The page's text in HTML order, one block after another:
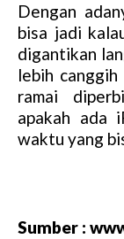
Dengan
bisa jadi
digantikan
lebih
ramai
apakah ada
waktu yang
Sumber :